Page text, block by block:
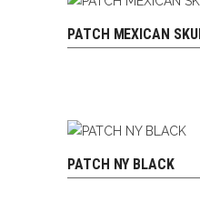
PATCH MEXICAN
PATCH NY BLACK